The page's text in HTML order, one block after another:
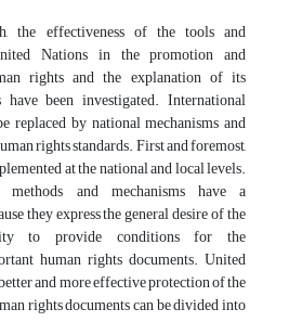
the effectiveness of the tools and
Nations in the promotion and
rights and the explanation of its
been investigated. International
replaced by national mechanisms and
rights standards. First and foremost,
at the national and local levels.
methods and mechanisms have a
they express the general desire of the
to provide conditions for the
human rights documents. United
and more effective protection of the
rights documents can be divided into